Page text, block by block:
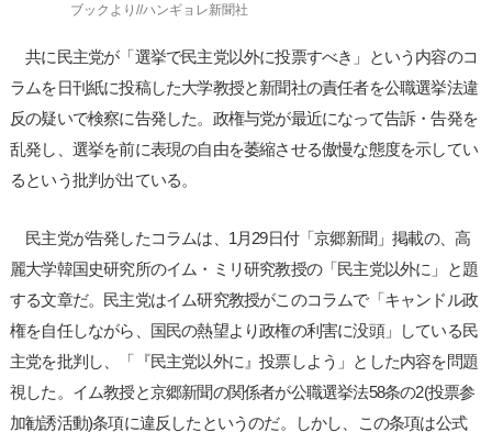
ブックより//ハンギョレ新聞社
共に民主党が「選挙で民主党以外に投票すべき」という内容のコ
ラムを日刊紙に投稿した大学教授と新聞社の責任者を公職選挙法違
反の疑いで検察に告発した。政権与党が最近になって告訴・告発を
乱発し、選挙を前に表現の自由を萎縮させる傲慢な態度を示してい
るという批判が出ている。
民主党が告発したコラムは、1月29日付「京郷新聞」掲載の、高
麗大学韓国史研究所のイム・ミリ研究教授の「民主党以外に」と題
する文章だ。民主党はイム研究教授がこのコラムで「キャンドル政
権を自任しながら、国民の熱望より政権の利害に没頭」している民
主党を批判し、「『民主党以外に』投票しよう」とした内容を問題
視した。イム教授と京郷新聞の関係者が公職選挙法58条の2(投票参
加勧誘活動)条項に違反したというのだ。しかし、この条項は公式